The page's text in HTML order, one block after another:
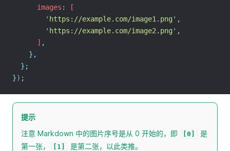
      images
:
[
' https://example.com/image1.png ' ,
' https://example.com/image2.png ' ,
      ]
,
},
};
}) ;
提示
注意 Markdown 中的图片序号是从 0 开始的，即
[0]
是
第一张，
[1] 是第二张，以此类推。